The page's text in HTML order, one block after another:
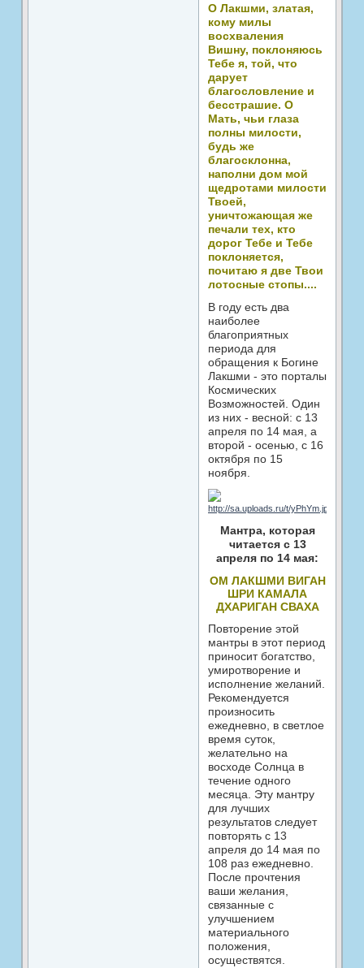
О Лакшми, златая,
кому милы
восхваления
Вишну, поклоняюсь
Тебе я, той, что
дарует
благословление и
бесстрашие. О
Мать, чьи глаза
полны милости,
будь же
благосклонна,
наполни дом мой
щедротами милости
Твоей,
уничтожающая же
печали тех, кто
дорог Тебе и Тебе
поклоняется,
почитаю я две Твои
лотосные стопы....
В году есть два
наиболее
благоприятных
периода для
обращения к Богине
Лакшми - это порталы
Космических
Возможностей. Один
из них - весной: с 13
апреля по 14 мая, а
второй - осенью, с 16
октября по 15
ноября.
Мантра, которая
читается с 13
апреля по 14 мая:
ОМ ЛАКШМИ ВИГАН
ШРИ КАМАЛА
ДХАРИГАН СВАХА
Повторение этой
мантры в этот период
приносит богатство,
умиротворение и
исполнение желаний.
Рекомендуется
произносить
ежедневно, в светлое
время суток,
желательно на
восходе Солнца в
течение одного
месяца. Эту мантру
для лучших
результатов следует
повторять с 13
апреля до 14 мая по
108 раз ежедневно.
После прочтения
ваши желания,
связанные с
улучшением
материального
положения,
осуществятся.